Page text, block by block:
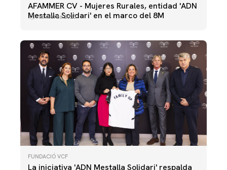
AFAMMER CV - Mujeres Rurales, entidad 'ADN
Mestalla Solidari' en el marco del 8M
10 marzo 2025
FUNDACIÓ VCF
La iniciativa 'ADN Mestalla Solidari' respalda